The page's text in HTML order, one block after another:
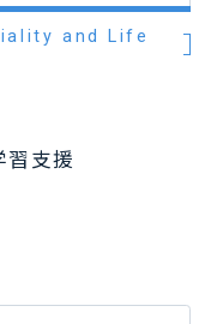
and Life
習支援